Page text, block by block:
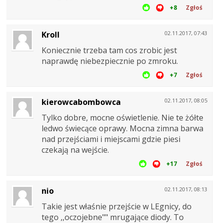
+8 Zgłoś
02.11.2017, 07:43
Kroll
Koniecznie trzeba tam cos zrobic jest
naprawdę niebezpiecznie po zmroku.
+7 Zgłoś
02.11.2017, 08:05
kierowcabombowca
Tylko dobre, mocne oświetlenie. Nie te żółte
ledwo świecące oprawy. Mocna zimna barwa
nad przejściami i miejscami gdzie piesi
czekają na wejście.
+17 Zgłoś
02.11.2017, 08:13
nio
Takie jest właśnie przejście w LEgnicy, do
tego ,,oczojebne"" mrugające diody. To